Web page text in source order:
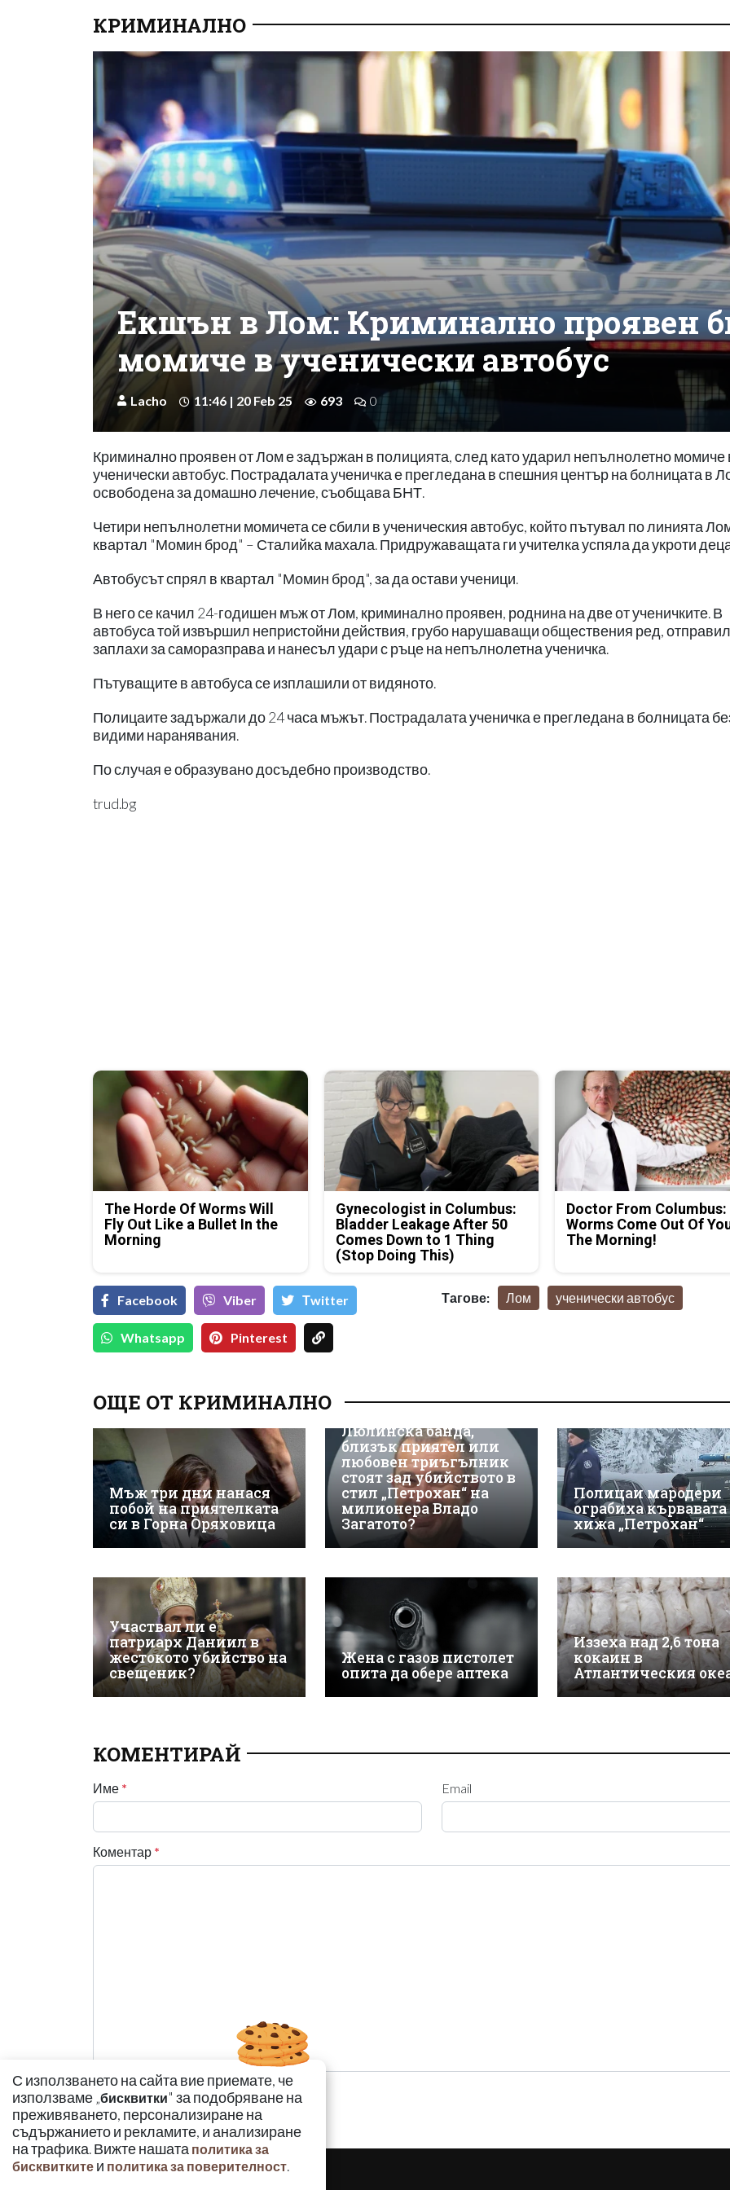
КРИМИНАЛНО
Екшън в Лом: Криминално проявен
момиче в ученически автобус
Lacho 11:46 | 20 Feb 25 693 0
Криминално проявен от Лом е задържан в полицията, след като ударил непълнолетно момиче
ученически автобус. Пострадалата ученичка е прегледана в спешния център на болницата в
освободена за домашно лечение, съобщава БНТ.
Четири непълнолетни момичета се сбили в ученическия автобус, който пътувал по линията
квартал "Момин брод" – Сталийка махала. Придружаващата ги учителка успяла да укроти
Автобусът спрял в квартал "Момин брод", за да остави ученици.
В него се качил 24-годишен мъж от Лом, криминално проявен, роднина на две от ученичките. В
автобуса той извършил непристойни действия, грубо нарушаващи обществения ред, отправил
заплахи за саморазправа и нанесъл удари с ръце на непълнолетна ученичка.
Пътуващите в автобуса се изплашили от видяното.
Полицаите задържали до 24 часа мъжът. Пострадалата ученичка е прегледана в болницата
видими наранявания.
По случая е образувано досъдебно производство.
trud.bg
The Horde Of Worms Will
Fly Out Like a Bullet In the
Morning
Gynecologist in Columbus:
Bladder Leakage After 50
Comes Down to 1 Thing
(Stop Doing This)
Doctor From Columbus:
Worms Come Out Of
The Morning!
Facebook Viber Тwitter
Whatsapp Pinterest
Тагове: Лом ученически автобус
ОЩЕ ОТ КРИМИНАЛНО
Мъж три дни нанася
побой на приятелката
си в Горна Оряховица
Люлинска банда,
близък приятел или
любовен триъгълник
стоят зад убийството в
стил „Петрохан“ на
милионера Владо
Загатото?
Полицаи мародери
ограбиха кървавата
хижа „Петрохан“
Участвал ли е
патриарх Даниил в
жестокото убийство на
свещеник?
Жена с газов пистолет
опита да обере аптека
Иззеха над 2,6 тона
кокаин в
Атлантическия
КОМЕНТИРАЙ
Име * Email
Коментар *
С използването на сайта вие приемате, че
използваме „бисквитки" за подобряване на
преживяването, персонализиране на
съдържанието и рекламите, и анализиране
на трафика. Вижте нашата политика за
бисквитките и политика за поверителност.